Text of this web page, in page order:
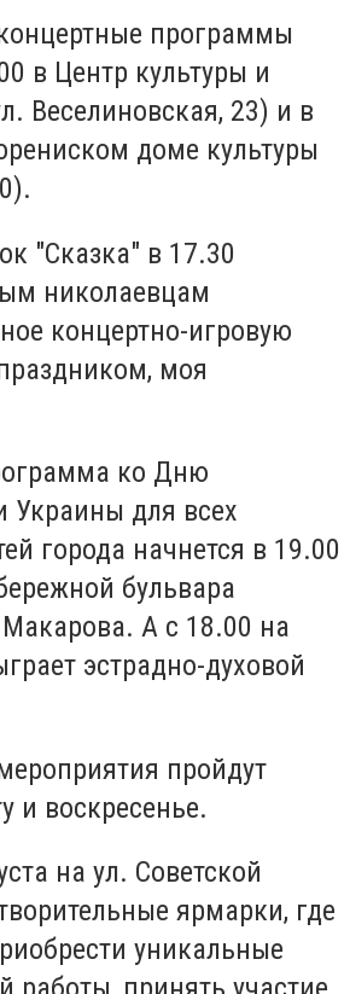
программы
в Центр культуры и
Веселиновская, 23) и в
доме культуры
"Сказка" в 17.30
николаевцам
концертно-игровую
моя
ко Дню
Украины для всех
города начнется в 19.00
бульвара
А с 18.00 на
эстрадно-духовой
пройдут
и воскресенье.
на ул. Советской
ярмарки, где
уникальные